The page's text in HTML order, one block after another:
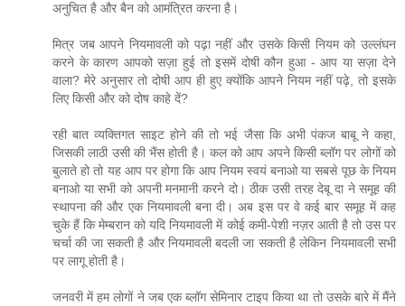
अनुचित है और बैन को आमंत्रित करना है।
मित्र जब आपने नियमावली को पढ़ा नहीं और उसके किसी नियम को उल्लंघन
करने के कारण आपको सज़ा हुई तो इसमें दोषी कौन हुआ - आप या सज़ा देने
वाला? मेरे अनुसार तो दोषी आप ही हुए क्योंकि आपने नियम नहीं पढ़े, तो इसके
लिए किसी और को दोष काहे दें?
रही बात व्यक्तिगत साइट होने की तो भई जैसा कि अभी पंकज बाबू ने कहा,
जिसकी लाठी उसी की भैंस होती है। कल को आप अपने किसी ब्लॉग पर लोगों को
बुलाते हो तो यह आप पर होगा कि आप नियम स्वयं बनाओ या सबसे पूछ के नियम
बनाओ या सभी को अपनी मनमानी करने दो। ठीक उसी तरह देबू दा ने समूह की
स्थापना की और एक नियमावली बना दी। अब इस पर वे कई बार समूह में कह
चुके हैं कि मेम्बरान को यदि नियमावली में कोई कमी-पेशी नज़र आती है तो उस पर
चर्चा की जा सकती है और नियमावली बदली जा सकती है लेकिन नियमावली सभी
पर लागू होती है।
जनवरी में हम लोगों ने जब एक ब्लॉग सेमिनार टाइप किया था तो उसके बारे में मैंने